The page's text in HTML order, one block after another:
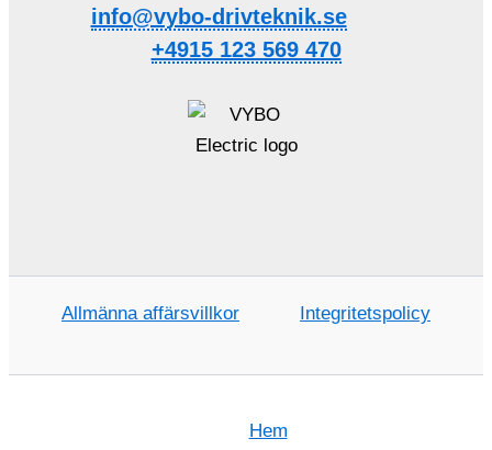
info@vybo-drivteknik.se
+4915 123 569 470
Allmänna affärsvillkor Integritetspolicy
Hem